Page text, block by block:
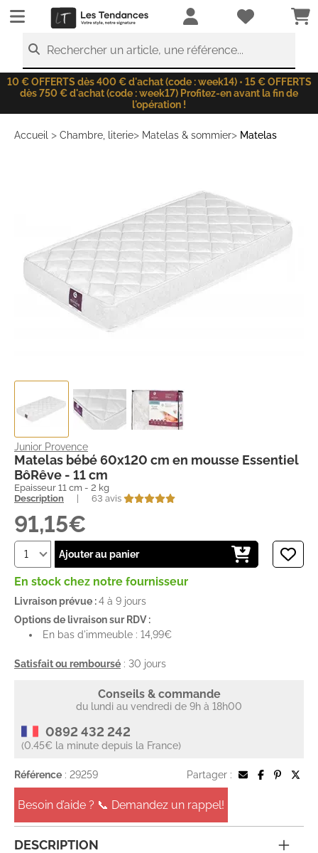
LesTendances.fr
Rechercher un article, une référence...
10 € OFFERTS dès 400 € d'achat (code : week14) • 15 € OFFERTS
dès 750 € d'achat (code : week17) Profitez-en avant la fin de
l'opération !
Accueil > Chambre, literie> Matelas & sommier> Matelas
Junior Provence
Matelas bébé 60x120 cm en mousse Essentiel
BôRêve - 11 cm
Epaisseur 11 cm - 2 kg
Description
63 avis
91,15€
Ajouter au panier
En stock chez notre fournisseur
Livraison prévue :4 à 9 jours
Options de livraison sur RDV :
En bas d'immeuble : 14,99€
Satisfait ou remboursé : 30 jours
Conseils & commande
du lundi au vendredi de 9h à 18h00
0892 432 242
(0.45€ la minute depuis la France)
Référence : 29259 Partager :
Besoin d’aide ? 📞 Demandez un rappel!
DESCRIPTION